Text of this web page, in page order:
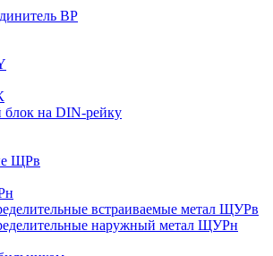
ВР
блок на DIN-рейку
ЩРв
встраиваемые метал ЩУРв
наружный метал ЩУРн